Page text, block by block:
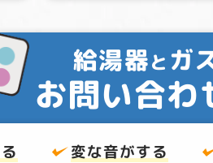
給湯器と ガ
お問い合わ
変な音がする